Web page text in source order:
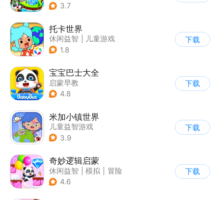
3.7
托卡世界
休闲益智
儿童游戏
1.8
下载
宝宝巴士大全
启蒙早教
| 儿童益智游戏
4.8
下载
米加小镇世界
儿童益智游戏
3.9
下载
奇妙逻辑启蒙
休闲益智 模拟
冒险
| 宝宝巴士
4.6
下载